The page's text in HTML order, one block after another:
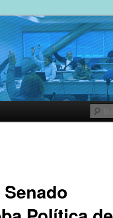
cuyo objetivo
temas de la Universidad de
abiertos para los aportes
de opinión a